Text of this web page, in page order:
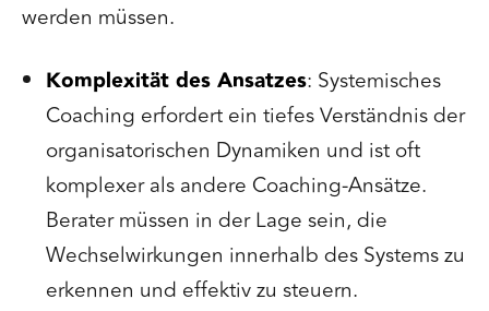
werden müssen.
Komplexität des Ansatzes: Systemisches
Coaching erfordert ein tiefes Verständnis der
organisatorischen Dynamiken und ist oft
komplexer als andere Coaching-Ansätze.
Berater müssen in der Lage sein, die
Wechselwirkungen innerhalb des Systems zu
erkennen und effektiv zu steuern.